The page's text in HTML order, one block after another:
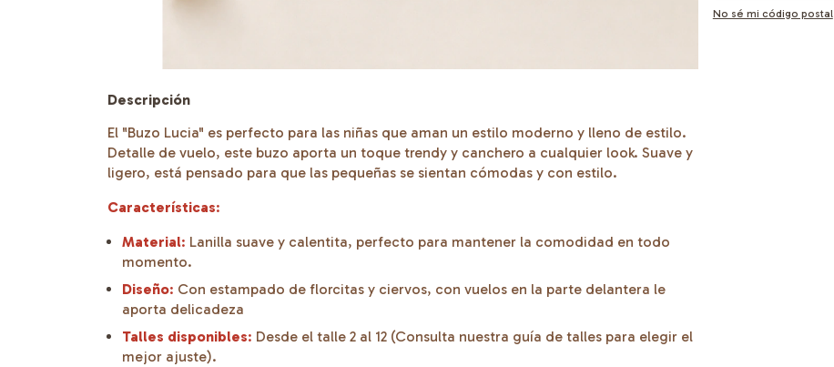
No sé mi código postal
Descripción
El "Buzo Lucia" es perfecto para las niñas que aman un estilo moderno y lleno de estilo.
Detalle de vuelo, este buzo aporta un toque trendy y canchero a cualquier look. Suave y
ligero, está pensado para que las pequeñas se sientan cómodas y con estilo.
Características:
Material: Lanilla suave y calentita, perfecto para mantener la comodidad en todo
momento.
Diseño: Con estampado de florcitas y ciervos, con vuelos en la parte delantera le
aporta delicadeza
Talles disponibles: Desde el talle 2 al 12 (Consulta nuestra guía de talles para elegir el
mejor ajuste).